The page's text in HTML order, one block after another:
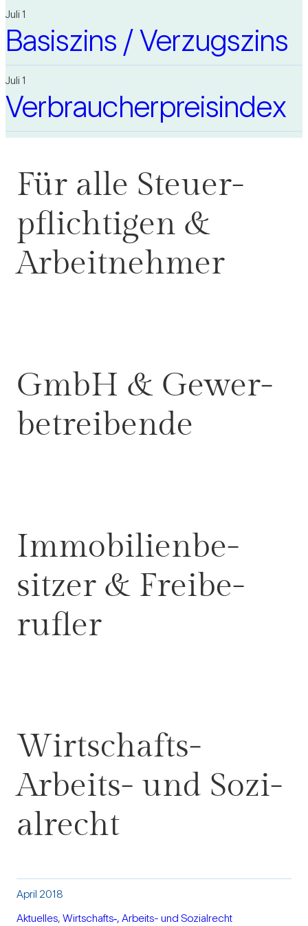
Juli 1
Basis­zins /​​ Ver­zugs­zins
Juli 1
Ver­brau­cher­preis­index
Für alle Steu­er­
pflich­tigen &
Arbeit­nehmer
GmbH & Gewer­
be­trei­bende
Immo­bi­li­en­be­
sitzer & Frei­be­
rufler
Wirt­schafts-
Arbeits- und Sozi­
al­recht
April 2018
Aktu­elles, Wirtschafts‑, Arbeits- und Sozi­al­recht